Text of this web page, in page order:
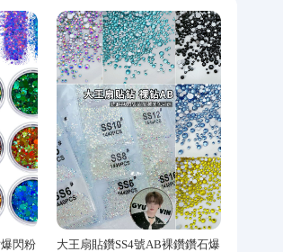
閃粉
大王扇貼鑽SS4號AB裸鑽鑽石爆